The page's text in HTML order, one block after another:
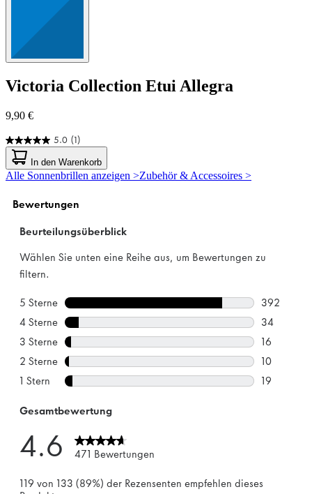
Victoria Collection Etui Allegra
9,90 €
5.0 (1)
5.0
von
5
Sternen.
Bewertung
In den Warenkorb
Alle Sonnenbrillen anzeigen >Zubehör & Accessoires >